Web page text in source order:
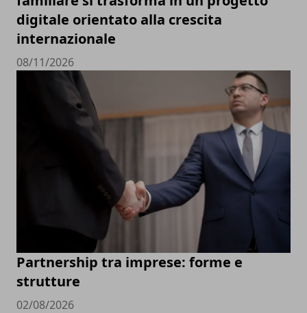
digitale orientato alla crescita
internazionale
08/11/2026
Partnership tra imprese: forme e
strutture
02/08/2026